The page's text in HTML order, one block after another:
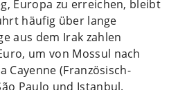
Europa zu erreichen, bleibt
häufig über lange
aus dem Irak zahlen
um von Mossul nach
Cayenne (Französisch-
Paulo und Istanbul.